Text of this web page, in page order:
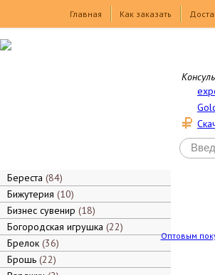
Главная
Как заказать
Оптовым
Береста 84
Бижутерия 10
Бизнес сувенир 18
Богородская игрушка 22
Брелок 36
Брошь 22